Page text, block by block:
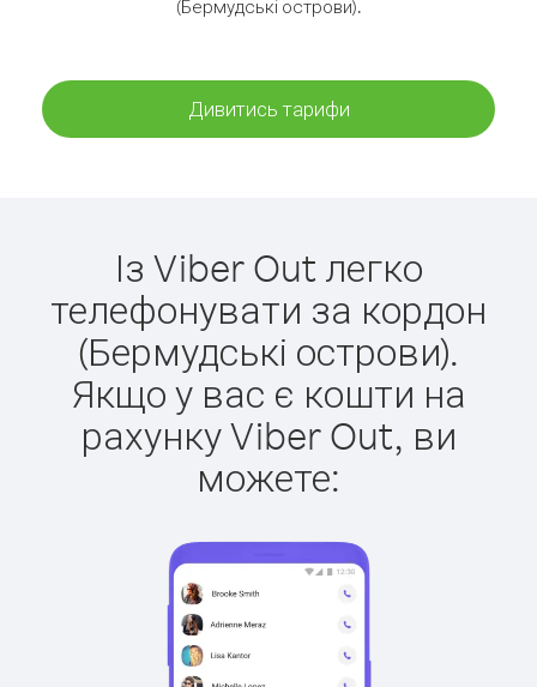
(Бермудські острови).
Дивитись тарифи
Із Viber Out легко
телефонувати за кордон
(Бермудські острови).
Якщо у вас є кошти на
рахунку Viber Out, ви
можете: